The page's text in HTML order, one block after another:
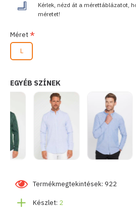
Kérlek, nézd át a mérettáblázatot,
méretet!
Készlet: 2
Termékmegtekintések: 922
Méret
L
EGYÉB SZÍNEK